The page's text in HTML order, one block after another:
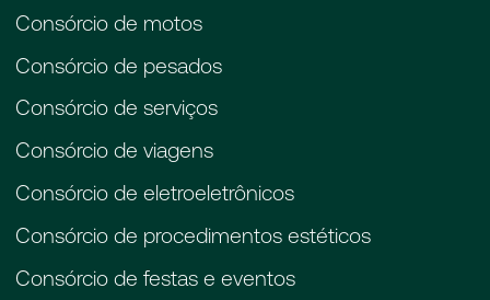
Consórcio de motos
Consórcio de pesados
Consórcio de serviços
Consórcio de viagens
Consórcio de eletroeletrônicos
Consórcio de procedimentos estéticos
Consórcio de festas e eventos